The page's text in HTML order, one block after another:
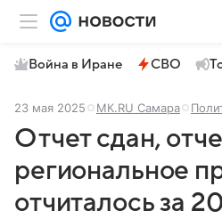
Война в Иране СВО
23 мая 2025 МК.RU Самара
Отчет сдан,
региональное
отчиталось за